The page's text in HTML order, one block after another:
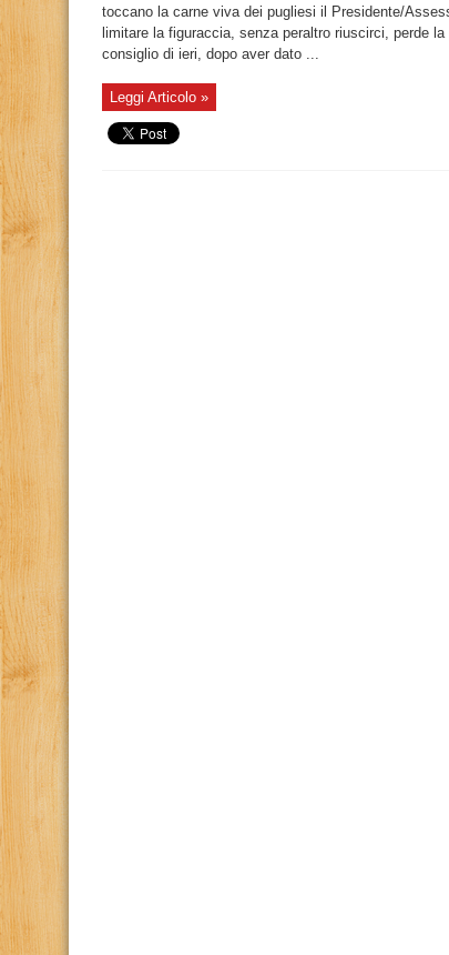
toccano la carne viva dei pugliesi il Presidente/
limitare la figuraccia, senza peraltro riuscirci, perde
consiglio di ieri, dopo aver dato ...
Leggi Articolo »